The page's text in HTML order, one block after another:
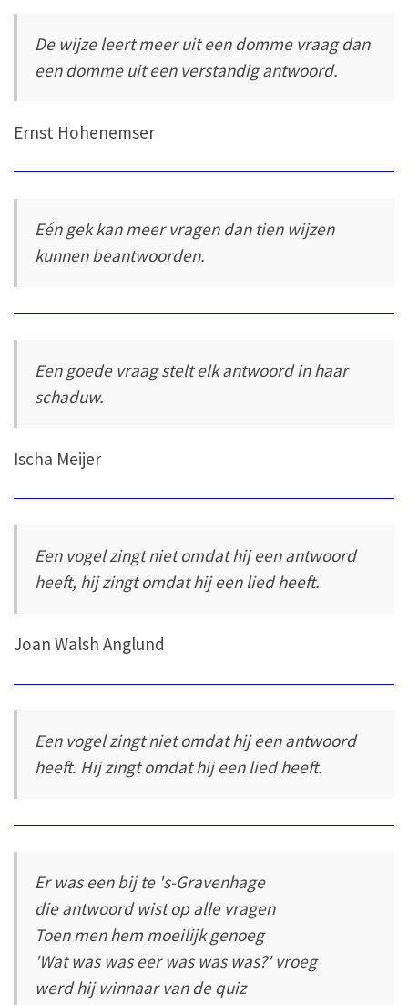
De wijze leert meer uit een domme vraag dan
een domme uit een verstandig antwoord.
Ernst Hohenemser
Eén gek kan meer vragen dan tien wijzen
kunnen beantwoorden.
Een goede vraag stelt elk antwoord in haar
schaduw.
Ischa Meijer
Een vogel zingt niet omdat hij een antwoord
heeft, hij zingt omdat hij een lied heeft.
Joan Walsh Anglund
Een vogel zingt niet omdat hij een antwoord
heeft. Hij zingt omdat hij een lied heeft.
Er was een bij te 's-Gravenhage
die antwoord wist op alle vragen
Toen men hem moeilijk genoeg
'Wat was was eer was was was?' vroeg
werd hij winnaar van de quiz